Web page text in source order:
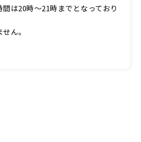
は20時～21時までとなっており
ん。